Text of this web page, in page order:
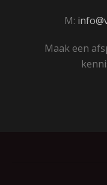
M:
Maak een